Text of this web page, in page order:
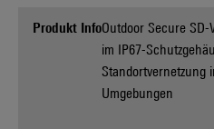
Produkt InfoOutdoor Secure
im IP67-
Standortvernetzung
Umgebungen